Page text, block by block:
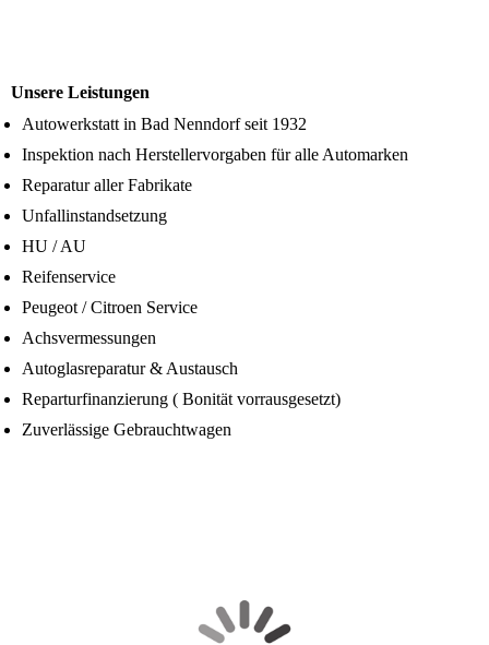
Unsere Leistungen
Autowerkstatt in Bad Nenndorf seit 1932
Inspektion nach Herstellervorgaben für alle Automarken
Reparatur aller Fabrikate
Unfallinstandsetzung
HU / AU
Reifenservice
Peugeot / Citroen Service
Achsvermessungen
Autoglasreparatur & Austausch
Reparturfinanzierung ( Bonität vorrausgesetzt)
Zuverlässige Gebrauchtwagen
Besuchen Sie uns auf Facebook! Werden Sie ein Fan unserer